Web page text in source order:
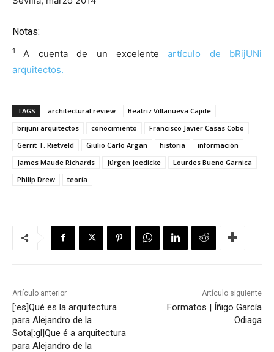
Notas:
1 A cuenta de un excelenteartículo de bRijUNi
arquitectos.
TAGS architectural review
Beatriz Villanueva Cajide
brijuni arquitectos
conocimiento
Francisco Javier Casas Cobo
Gerrit T. Rietveld
Giulio Carlo Argan historia
información
James Maude Richards
Jürgen Joedicke
Lourdes Bueno Garnica
Philip Drew
teoría
Artículo anterior
[:es]Qué es la arquitectura
para Alejandro de la
Sota[:gl]Que é a arquitectura
para Alejandro de la
Artículo siguiente
Formatos | Íñigo García
Odiaga